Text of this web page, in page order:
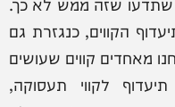
הקווים, כנגזרת גם
מאחדים קווים שעושים
לקווי תעסוקה,